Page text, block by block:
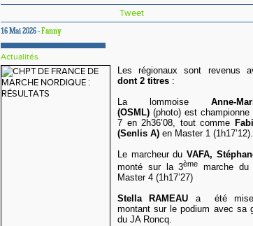
Tweet
16 Mai 2026 -Fanny
Actualités
Les régionaux sont revenus
dont 2 titres :
La lommoise Anne-
(OSML) (photo) est
7 en 2h36’08, tout comme
(Senlis A) en Master 1 (1h17’12).
Le marcheur du VAFA,
monté sur la 3ème
marche du
Master 4 (1h17’27)
Stella RAMEAU a été mise
montant sur le podium avec sa
du JA Roncq.